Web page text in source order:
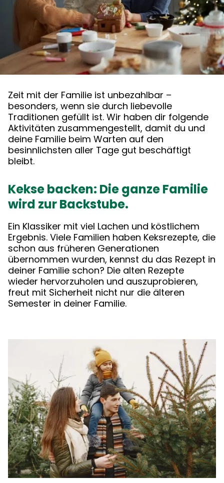
Zeit mit der Familie ist unbezahlbar –
besonders, wenn sie durch liebevolle
Traditionen gefüllt ist. Wir haben dir folgende
Aktivitäten zusammengestellt, damit du und
deine Familie beim Warten auf den
besinnlichsten aller Tage gut beschäftigt
bleibt.
Kekse backen: Die ganze Familie
wird zur Backstube.
Ein Klassiker mit viel Lachen und köstlichem
Ergebnis. Viele Familien haben Keksrezepte, die
schon aus früheren Generationen
übernommen wurden, kennst du das Rezept in
deiner Familie schon? Die alten Rezepte
wieder hervorzuholen und auszuprobieren,
freut mit Sicherheit nicht nur die älteren
Semester in deiner Familie.